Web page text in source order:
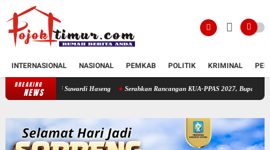
INTERNASIONAL NASIONAL PEMKAB POLITIK KRIMINAL
BREAKING
NEWS
Forum Komunikasi Pondok Pesantren Soppeng Temui Bupati Suwardi Haseng